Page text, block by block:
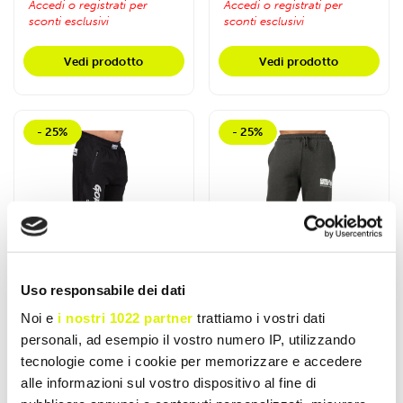
Uso responsabile dei dati
Noi e i nostri 1022 partner trattiamo i vostri dati
personali, ad esempio il vostro numero IP, utilizzando
tecnologie come i cookie per memorizzare e accedere
alle informazioni sul vostro dispositivo al fine di
Accedi o registrati per
sconti esclusivi
Vedi prodotto
Accedi o registrati per
sconti esclusivi
Vedi prodotto
- 25%
GORILLA WEAR
Pantaloni Old School
- 25%
GORILLA WEAR
Pantaloni Tuta Classic